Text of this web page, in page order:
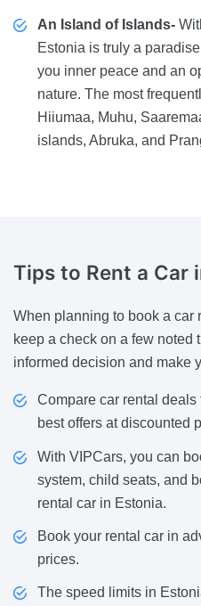
An Island of Islands-
Estonia is truly a
you inner peace and an
nature. The most
Hiiumaa, Muhu,
islands, Abruka, and
Tips to Rent a Car
When planning to book a car
keep a check on a few noted
informed decision and make
Compare car rental
best offers at discounted
With VIPCars, you can
system, child seats, and
rental car in Estonia.
Book your rental car in
prices.
The speed limits in